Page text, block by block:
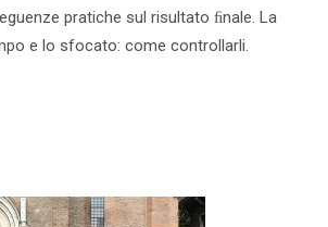
pratiche sul risultato ﬁnale. La
e lo sfocato: come controllarli.